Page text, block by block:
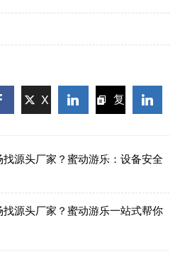
X
复
接
源头厂家？蜜动游乐：设备安全
源头厂家？蜜动游乐一站式帮你